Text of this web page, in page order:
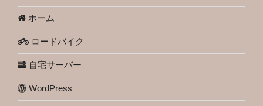
ホーム
ロードバイク
自宅サーバー
WordPress